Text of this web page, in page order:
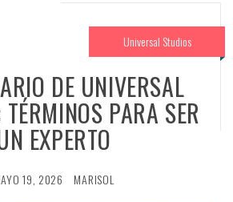
Universal Studios
DE UNIVERSAL
PARA SER
EXPERTO
19, 2026 MARISOL